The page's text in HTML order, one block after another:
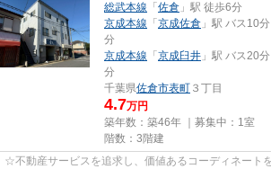
総武本線 「 佐倉 」駅 徒歩6分
京成本線 「 京成佐倉 」駅 バス10
分
京成本線 「 京成臼井 」駅 バス20
分
千葉県佐倉市表町 ３丁目
4.7万円
築年数：築46年 ｜募集中： 1室
階数：3階建
☆不動産サービスを追求し、価値あるコーディネート